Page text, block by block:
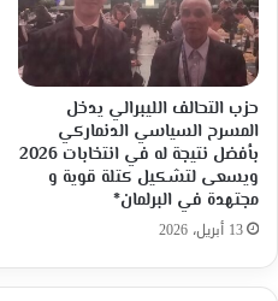
حزب التحالف الليبرالي يدخل
المسرح السياسي الدنماركي
بأفضل نتيجة له في انتخابات 2026
ويسعى لتشكيل كتلة قوية و
مجتهدة في البرلمان*
13 أبريل، 2026